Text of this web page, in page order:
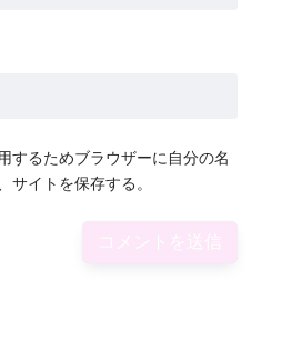
するためブラウザーに自分の名
サイトを保存する。